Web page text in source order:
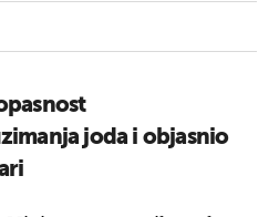
joda i objasnio